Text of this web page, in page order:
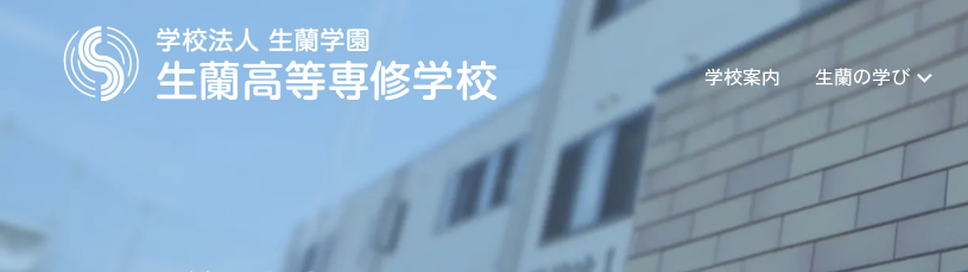
学校案内 生蘭の学び